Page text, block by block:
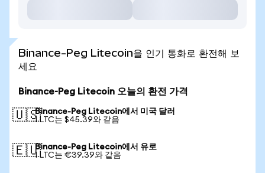
Binance-Peg Litecoin을 인기 통화로 환전해 보
세요
Binance-Peg Litecoin 오늘의 환전 가격
🇺🇸Binance-Peg Litecoin에서 미국 달러
1 LTC는 $45.39와 같음
🇪🇺Binance-Peg Litecoin에서 유로
1 LTC는 €39.39와 같음